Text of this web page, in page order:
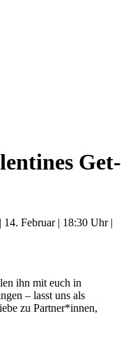
Get-
14. Februar | 18:30 Uhr |
ihn mit euch in
– lasst uns als
zu Partner*innen,